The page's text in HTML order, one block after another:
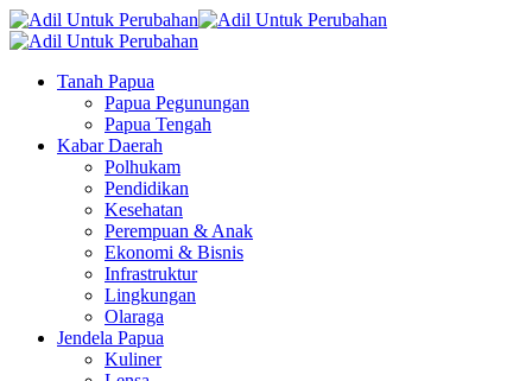
Tanah Papua
Papua Pegunungan
Papua Tengah
Kabar Daerah
Polhukam
Pendidikan
Kesehatan
Perempuan & Anak
Ekonomi & Bisnis
Infrastruktur
Lingkungan
Olaraga
Jendela Papua
Kuliner